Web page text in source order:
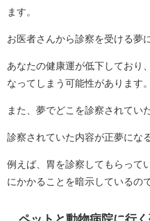
ます。
お医者さんから診察を受ける夢
あなたの健康運が低下しており
なってしまう可能性があります。
また、夢でどこを診察されてい
診察されていた内容が正夢にな
例えば、胃を診察してもらって
にかかることを暗示しているの
ペットと動物病院に行